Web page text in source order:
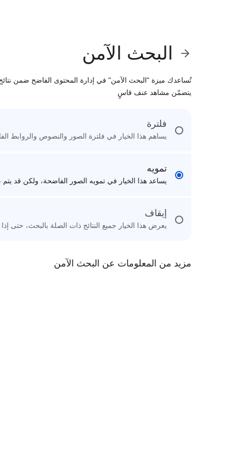
البحث الآمن
تُساعدك ميزة "البحث الآمن" في إدارة المحتوى الفاضح ضمن
يتضمّن مشاهد عنف قاسٍ
فلترة
يساهم هذا الخيار في فلترة الصور والنصوص والروابط
تمويه
يساعد هذا الخيار في تمويه الصور الفاضحة، ولكن قد
إيقاف
يعرض هذا الخيار جميع النتائج ذات الصلة بالبحث، حتى
مزيد من المعلومات عن البحث الآمن